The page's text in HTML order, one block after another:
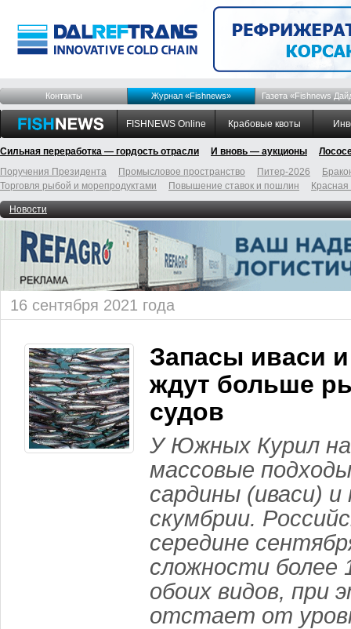
Контакты Журнал «Fishnews» Газета «Fishnews
FISHNEWS Online Крабовые квоты
Сильная переработка — гордость отрасли И вновь — аукционы
Поручения Президента
Промысловое пространство Питер-2026
Торговля рыбой и морепродуктами
Повышение ставок и пошлин
Новости
16 сентября 2021 года
Запасы иваси
ждут больше
судов
У Южных Курил
массовые
сардины (иваси) и
скумбрии.
середине
сложности
обоих видов, при
отстает от